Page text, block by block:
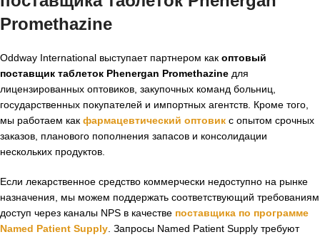
Promethazine
Oddway International выступает партнером как оптовый
поставщик таблеток Phenergan Promethazine для
лицензированных оптовиков, закупочных команд больниц,
государственных покупателей и импортных агентств. Кроме того,
мы работаем как фармацевтический оптовик с опытом срочных
заказов, планового пополнения запасов и консолидации
нескольких продуктов.
Если лекарственное средство коммерчески недоступно на рынке
назначения, мы можем поддержать соответствующий требованиям
доступ через каналы NPS в качестве поставщика по программе
Named Patient Supply . Запросы Named Patient Supply требуют